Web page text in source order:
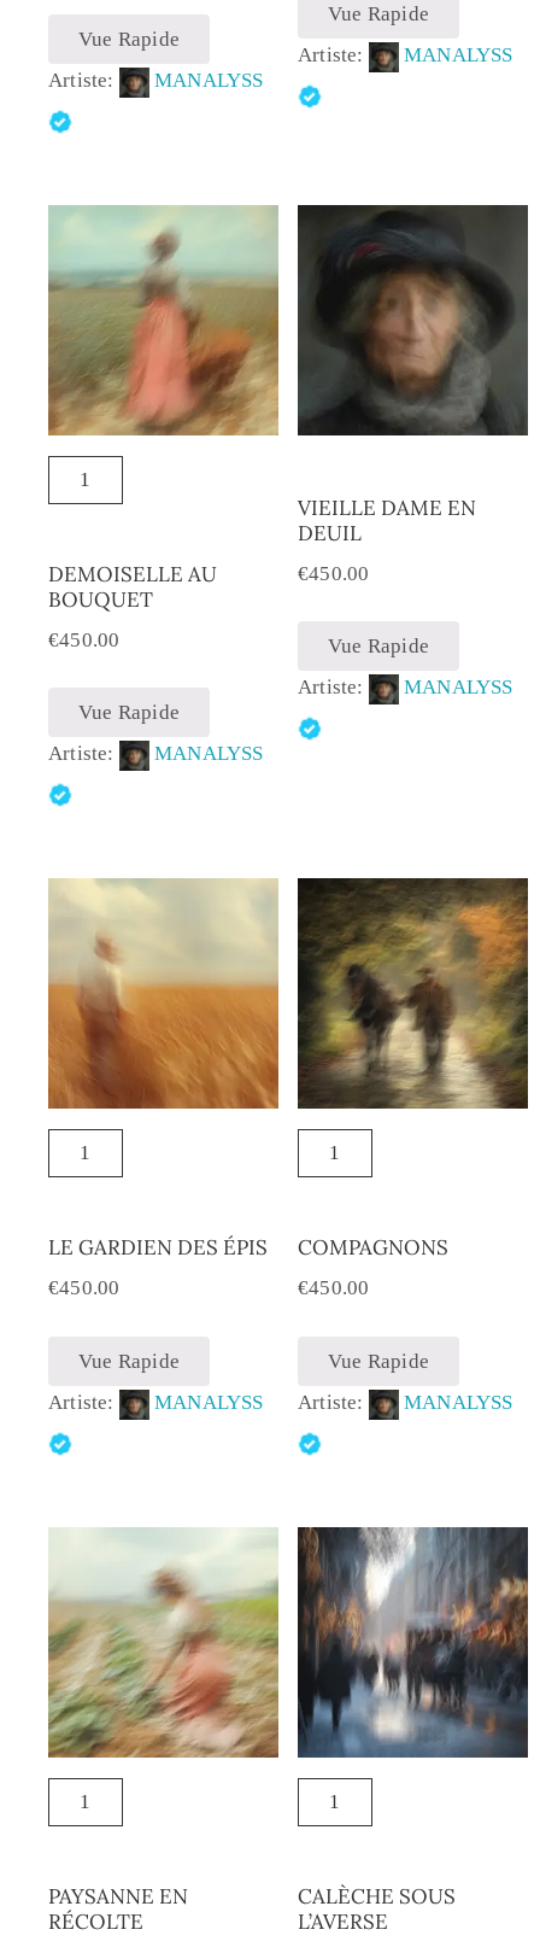
Vue Rapide
Artiste:
MANALYSS
Vue Rapide
Artiste:
MANALYSS
DEMOISELLE AU
BOUQUET
€450.00
Vue Rapide
Artiste:
MANALYSS
VIEILLE DAME EN
DEUIL
€450.00
Vue Rapide
Artiste:
MANALYSS
LE GARDIEN DES ÉPIS
€450.00
Vue Rapide
Artiste:
MANALYSS
COMPAGNONS
€450.00
Vue Rapide
Artiste:
MANALYSS
PAYSANNE EN
RÉCOLTE
CALÈCHE SOUS
L’AVERSE